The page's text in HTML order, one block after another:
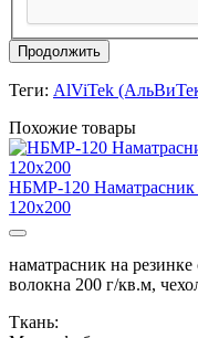
Продолжить
Теги: AlViTek
Похожие товары
НБМР-120 Наматрасник
120х200
наматрасник на
волокна 200 г/кв.м,
Ткань: